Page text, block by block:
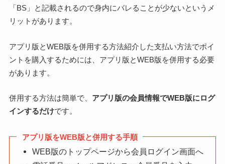
「BS」と記載されるので身内にバレることが少ないというメ
リットがあります。
アプリ版とWEB版を併用する方法紹介した支払い方法でポイ
ントを購入するためには、アプリ版とWEB版を併用する必要
があります。
併用する方法は簡単で、 アプリ版の会員情報でWEB版にログ
インするだけです。
アプリ版をWEB版と併用する手順
WEB版のトップページから会員ログイン画面へ